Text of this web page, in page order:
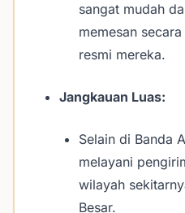
sangat mudah
memesan
resmi mereka.
Jangkauan Luas:
Selain di Banda
melayani
wilayah
Besar.